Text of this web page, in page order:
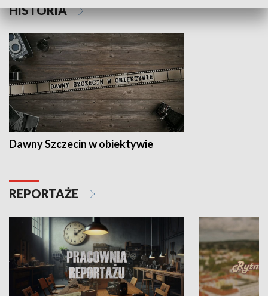
HISTORIA
Dawny Szczecin w obiektywie
REPORTAŻE